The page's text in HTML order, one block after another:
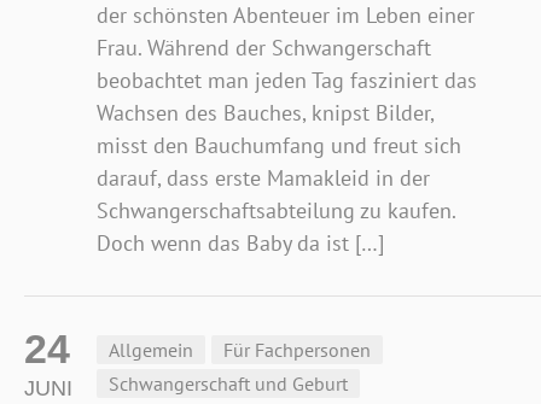
der schönsten Abenteuer im Leben einer
Frau. Während der Schwangerschaft
beobachtet man jeden Tag fasziniert das
Wachsen des Bauches, knipst Bilder,
misst den Bauchumfang und freut sich
darauf, dass erste Mamakleid in der
Schwangerschaftsabteilung zu kaufen.
Doch wenn das Baby da ist […]
Allgemein
Für Fachpersonen
Schwangerschaft und Geburt
24
JUNI